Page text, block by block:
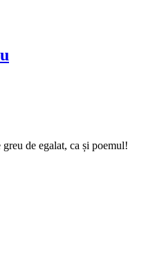
de egalat, ca și poemul!